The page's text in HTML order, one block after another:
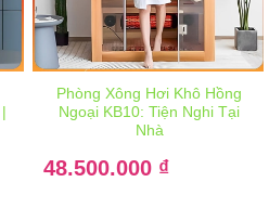
Phòng Xông Hơi Khô Hồng
Ngoại KB10: Tiện Nghi Tại
Nhà
gốc
là:
48.500.000 ₫